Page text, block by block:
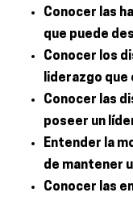
Conocer las
que puede
Conocer los
liderazgo
Conocer las
poseer un
Entender la
de mantener
Conocer las